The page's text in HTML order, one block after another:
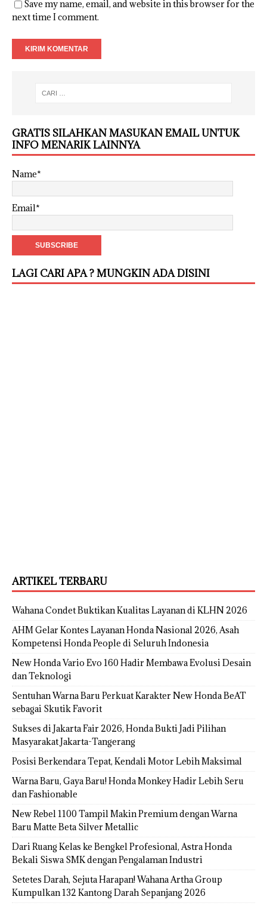
Save my name, email, and website in this browser for the
next time I comment.
GRATIS SILAHKAN MASUKAN EMAIL UNTUK
INFO MENARIK LAINNYA
Name*
Email*
LAGI CARI APA ? MUNGKIN ADA DISINI
ARTIKEL TERBARU
Wahana Condet Buktikan Kualitas Layanan di KLHN 2026
AHM Gelar Kontes Layanan Honda Nasional 2026, Asah
Kompetensi Honda People di Seluruh Indonesia
New Honda Vario Evo 160 Hadir Membawa Evolusi Desain
dan Teknologi
Sentuhan Warna Baru Perkuat Karakter New Honda BeAT
sebagai Skutik Favorit
Sukses di Jakarta Fair 2026, Honda Bukti Jadi Pilihan
Masyarakat Jakarta-Tangerang
Posisi Berkendara Tepat, Kendali Motor Lebih Maksimal
Warna Baru, Gaya Baru! Honda Monkey Hadir Lebih Seru
dan Fashionable
New Rebel 1100 Tampil Makin Premium dengan Warna
Baru Matte Beta Silver Metallic
Dari Ruang Kelas ke Bengkel Profesional, Astra Honda
Bekali Siswa SMK dengan Pengalaman Industri
Setetes Darah, Sejuta Harapan! Wahana Artha Group
Kumpulkan 132 Kantong Darah Sepanjang 2026